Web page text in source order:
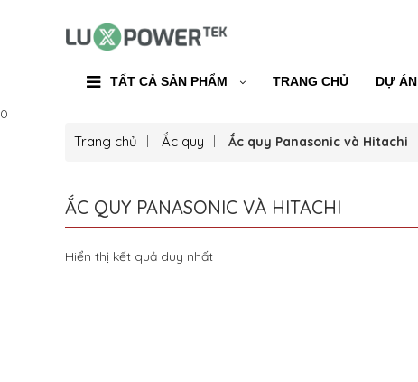
TẤT CẢ SẢN PHẨM TRANG CHỦ DỰ ÁN
0
Trang chủ Ắc quy Ắc quy Panasonic và Hitachi
ẮC QUY PANASONIC VÀ HITACHI
Hiển thị kết quả duy nhất